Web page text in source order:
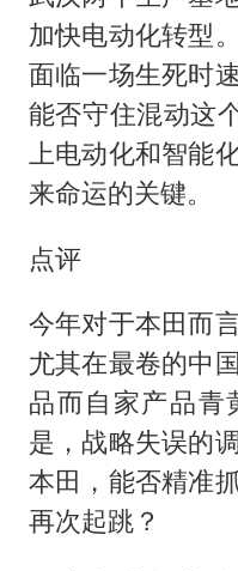
加快电动化转型
面临一场生死时
能否守住混动这
上电动化和智能
来命运的关键。
点评
今年对于本田而
尤其在最卷的中
品而自家产品青
是，战略失误的
本田，能否精准
再次起跳？